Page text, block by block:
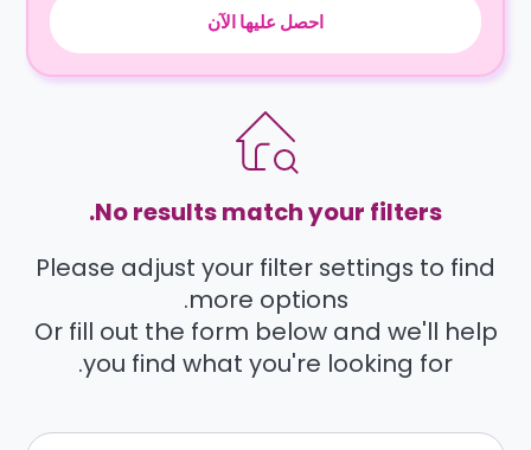
احصل عليها الآن
No results match your filters.
Please adjust your filter settings to find
more options.
Or fill out the form below and we'll help
you find what you're looking for.